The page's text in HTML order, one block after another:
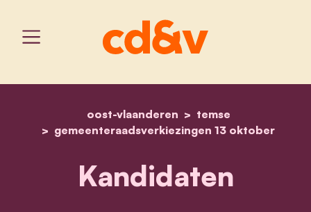
home
oost-vlaanderen
temse
gemeenteraadsverkiezingen 13 oktober
kandidaten
Kandidaten